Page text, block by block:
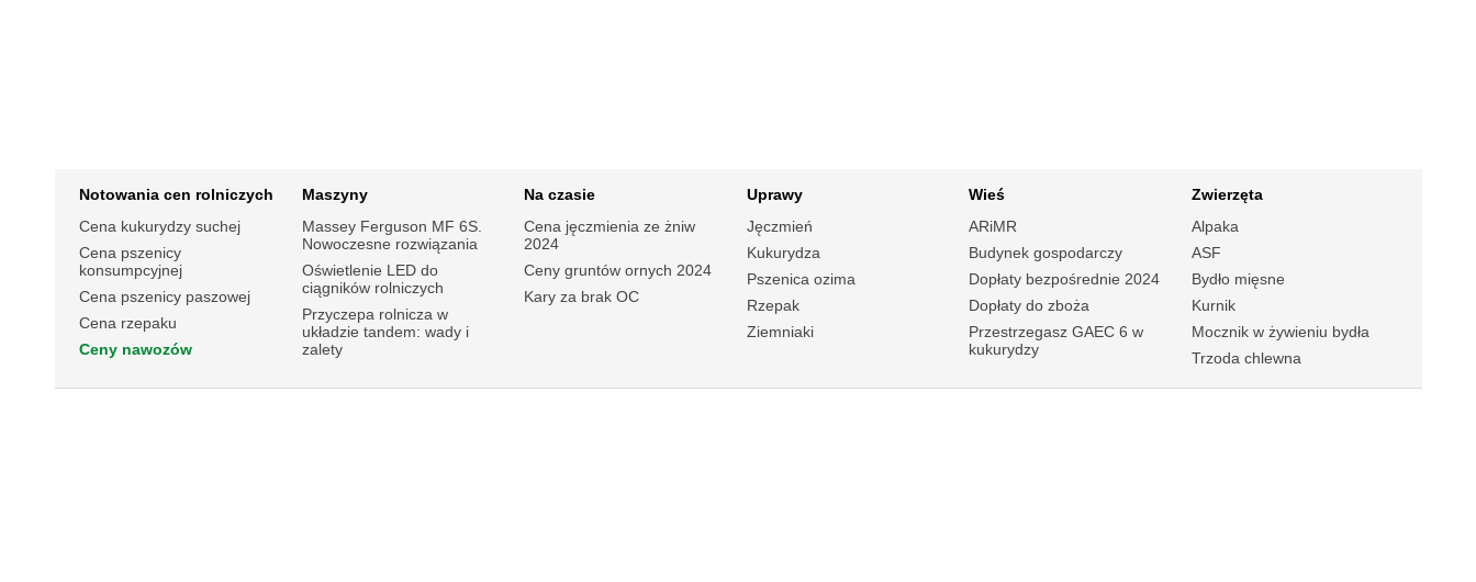
Notowania cen rolniczych
Cena kukurydzy suchej
Cena pszenicy
konsumpcyjnej
Cena pszenicy paszowej
Cena rzepaku
Ceny nawozów
Maszyny
Massey Ferguson MF 6S.
Nowoczesne rozwiązania
Oświetlenie LED do
ciągników rolniczych
Przyczepa rolnicza w
układzie tandem: wady i
zalety
Na czasie
Cena jęczmienia ze żniw
2024
Ceny gruntów ornych 2024
Kary za brak OC
Uprawy
Jęczmień
Kukurydza
Pszenica ozima
Rzepak
Ziemniaki
Wieś
ARiMR
Budynek gospodarczy
Dopłaty bezpośrednie 2024
Dopłaty do zboża
Przestrzegasz GAEC 6 w
kukurydzy
Zwierzęta
Alpaka
ASF
Bydło mięsne
Kurnik
Mocznik w żywieniu bydła
Trzoda chlewna